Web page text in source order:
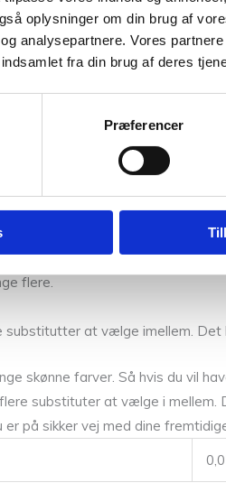
oplysninger om din brug af
analysepartnere. Vores
fra din brug af deres
Præferencer
end 30 grader. Da uld ikke
versioner af vores garner,
flere.
substitutter at vælge imellem.
skønne farver. Så hvis du vil
substituter at vælge i
på sikker vej med dine